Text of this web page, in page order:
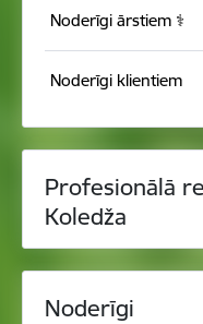
Noderīgi ārstiem ⚕️
Noderīgi klientiem
Profesionālā
Koledža
Noderīgi